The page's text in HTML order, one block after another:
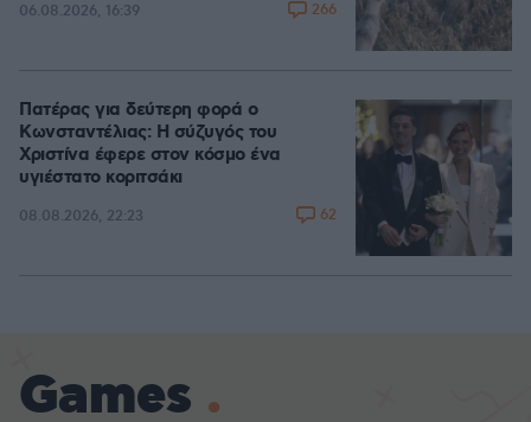
06.08.2026, 16:39 266
Πατέρας για δεύτερη φορά ο
Κωνσταντέλιας: Η σύζυγός του
Χριστίνα έφερε στον κόσμο ένα
υγιέστατο κοριτσάκι
08.08.2026, 22:23 62
Games